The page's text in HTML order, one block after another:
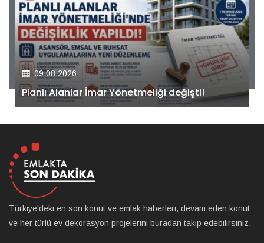
09.08.2026
Kiler GYO’dan Pendik Dolayoba projesiyle ilgili
önemli adım!
Türkiye'deki en son konut ve emlak haberleri, devam eden konut
ve her türlü ev dekorasyon projelerini buradan takip edebilirsiniz.